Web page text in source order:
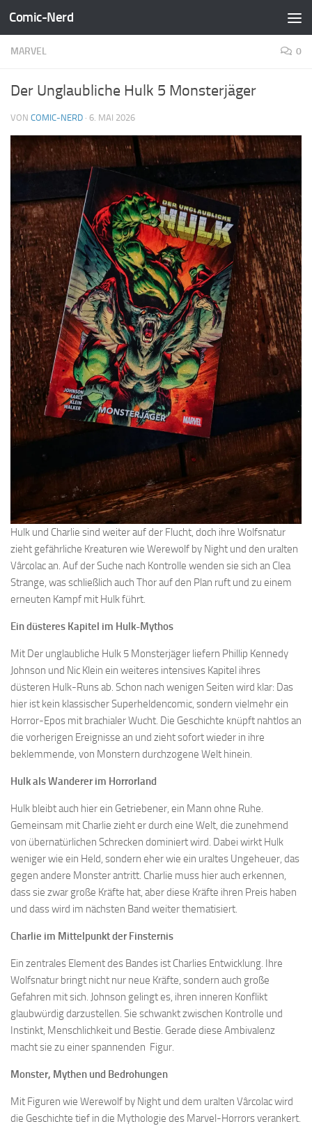
Zum Inhalt springen
Comic-Nerd
MARVEL 0
Der Unglaubliche Hulk 5 Monsterjäger
VON COMIC-NERD · 6. MAI 2026
Hulk und Charlie sind weiter auf der Flucht, doch ihre Wolfsnatur
zieht gefährliche Kreaturen wie Werewolf by Night und den uralten
Vârcolac an. Auf der Suche nach Kontrolle wenden sie sich an Clea
Strange, was schließlich auch Thor auf den Plan ruft und zu einem
erneuten Kampf mit Hulk führt.
Ein düsteres Kapitel im Hulk-Mythos
Mit Der unglaubliche Hulk 5 Monsterjäger liefern Phillip Kennedy
Johnson und Nic Klein ein weiteres intensives Kapitel ihres
düsteren Hulk-Runs ab. Schon nach wenigen Seiten wird klar: Das
hier ist kein klassischer Superheldencomic, sondern vielmehr ein
Horror-Epos mit brachialer Wucht. Die Geschichte knüpft nahtlos an
die vorherigen Ereignisse an und zieht sofort wieder in ihre
beklemmende, von Monstern durchzogene Welt hinein.
Hulk als Wanderer im Horrorland
Hulk bleibt auch hier ein Getriebener, ein Mann ohne Ruhe.
Gemeinsam mit Charlie zieht er durch eine Welt, die zunehmend
von übernatürlichen Schrecken dominiert wird. Dabei wirkt Hulk
weniger wie ein Held, sondern eher wie ein uraltes Ungeheuer, das
gegen andere Monster antritt. Charlie muss hier auch erkennen,
dass sie zwar große Kräfte hat, aber diese Kräfte ihren Preis haben
und dass wird im nächsten Band weiter thematisiert.
Charlie im Mittelpunkt der Finsternis
Ein zentrales Element des Bandes ist Charlies Entwicklung. Ihre
Wolfsnatur bringt nicht nur neue Kräfte, sondern auch große
Gefahren mit sich. Johnson gelingt es, ihren inneren Konflikt
glaubwürdig darzustellen. Sie schwankt zwischen Kontrolle und
Instinkt, Menschlichkeit und Bestie. Gerade diese Ambivalenz
macht sie zu einer spannenden Figur.
Monster, Mythen und Bedrohungen
Mit Figuren wie Werewolf by Night und dem uralten Vârcolac wird
die Geschichte tief in die Mythologie des Marvel-Horrors verankert.